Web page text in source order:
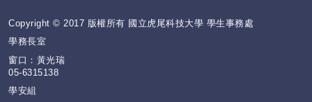
Copyright © 2017 版權所有 國立虎尾科技大學 學生事務處
學務長室
窗口：黃光瑞
05-6315138
學安組